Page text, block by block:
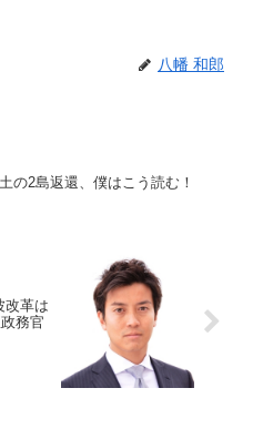
八幡 和郎
の2島返還、僕はこう読む！
改革は
務官